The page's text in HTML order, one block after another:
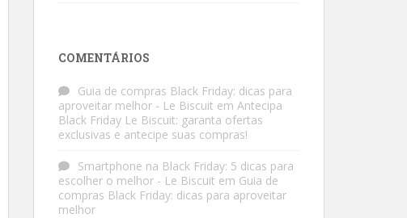
COMENTÁRIOS
Guia de compras Black Friday: dicas para
aproveitar melhor - Le Biscuit em Antecipa
Black Friday Le Biscuit: garanta ofertas
exclusivas e antecipe suas compras!
Smartphone na Black Friday: 5 dicas para
escolher o melhor - Le Biscuit em Guia de
compras Black Friday: dicas para aproveitar
melhor